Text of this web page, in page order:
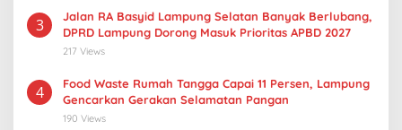
3
Jalan RA Basyid Lampung Selatan Banyak Berlubang,
DPRD Lampung Dorong Masuk Prioritas APBD 2027
217 Views
4
Food Waste Rumah Tangga Capai 11 Persen, Lampung
Gencarkan Gerakan Selamatan Pangan
190 Views